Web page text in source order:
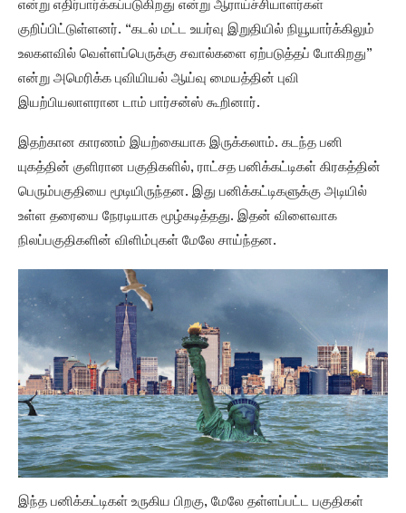
என்று எதிர்பார்க்கப்படுகிறது என்று ஆராய்ச்சியாளர்கள்
குறிப்பிட்டுள்ளனர். “கடல் மட்ட உயர்வு இறுதியில் நியூயார்க்கிலும்
உலகளவில் வெள்ளப்பெருக்கு சவால்களை ஏற்படுத்தப் போகிறது”
என்று அமெரிக்க புவியியல் ஆய்வு மையத்தின் புவி
இயற்பியலாளரான டாம் பார்சன்ஸ் கூறினார்.
இதற்கான காரணம் இயற்கையாக இருக்கலாம். கடந்த பனி
யுகத்தின் குளிரான பகுதிகளில், ராட்சத பனிக்கட்டிகள் கிரகத்தின்
பெரும்பகுதியை மூடியிருந்தன. இது பனிக்கட்டிகளுக்கு அடியில்
உள்ள தரையை நேரடியாக மூழ்கடித்தது. இதன் விளைவாக
நிலப்பகுதிகளின் விளிம்புகள் மேலே சாய்ந்தன.
இந்த பனிக்கட்டிகள் உருகிய பிறகு, மேலே தள்ளப்பட்ட பகுதிகள்